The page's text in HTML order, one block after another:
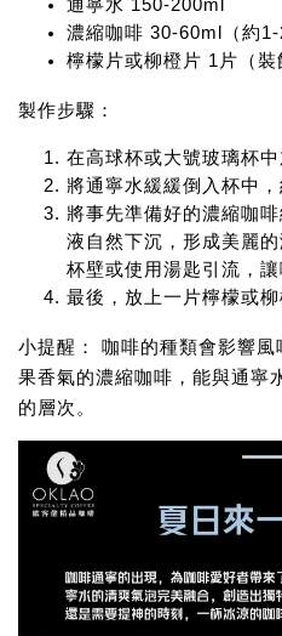
通寧水 150-200ml
濃縮咖啡 30-60ml（約1-
檸檬片或柳橙片 1片（裝
製作步驟：
在高球杯或大號玻璃杯中
將通寧水緩緩倒入杯中，
將事先準備好的濃縮咖
液自然下沉，形成美麗
杯壁或使用湯匙引流，
最後，放上一片檸檬或
小提醒：
咖啡的種類會影響
果香氣的濃縮咖啡，能與通寧
的層次。